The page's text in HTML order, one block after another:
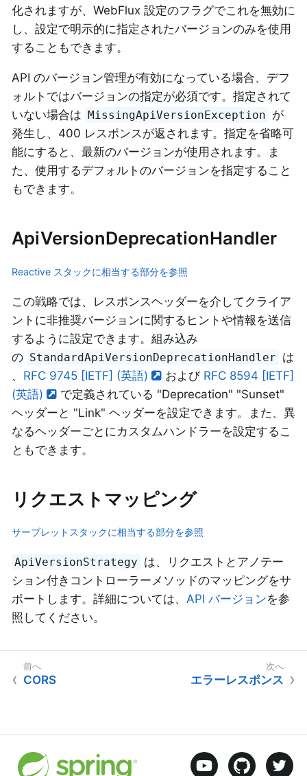
化されますが、WebFlux 設定のフラグでこれを無効に
し、設定で明示的に指定されたバージョンのみを使用
することもできます。
API のバージョン管理が有効になっている場合、デフ
ォルトではバージョンの指定が必須です。指定されて
いない場合は
MissingApiVersionException が
発生し、400 レスポンスが返されます。指定を省略可
能にすると、最新のバージョンが使用されます。ま
た、使用するデフォルトのバージョンを指定すること
もできます。
ApiVersionDeprecationHandler
Reactive スタックに相当する部分を参照
この戦略では、レスポンスヘッダーを介してクライア
ントに非推奨バージョンに関するヒントや情報を送信
するように設定できます。組み込み
の StandardApiVersionDeprecationHandler は
、 RFC 9745 [IETF] (英語) および RFC 8594 [IETF]
(英語)
で定義されている "Deprecation" "Sunset"
ヘッダーと "Link" ヘッダーを設定できます。また、異
なるヘッダーごとにカスタムハンドラーを設定するこ
ともできます。
リクエストマッピング
サーブレットスタックに相当する部分を参照
ApiVersionStrategy は、リクエストとアノテー
ション付きコントローラーメソッドのマッピングをサ
ポートします。詳細については、 API バージョンを参
照してください。
CORS エラーレスポンス